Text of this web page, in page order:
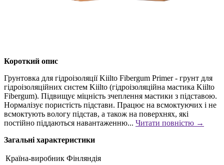
Короткий опис
Грунтовка для гідроізоляції Kiilto Fibergum Primer - грунт для
гідроізоляційних систем Kiilto (гідроізоляційна мастика Kiilto
Fibergum). Підвищує міцність зчеплення мастики з підставою.
Нормалізує пористість підстави. Працює на всмоктуючих і не
всмоктують вологу підстав, а також на поверхнях, які
постійно піддаються навантаженню... Читати повністю →
Загальні характеристики
Країна-виробник Фінляндія